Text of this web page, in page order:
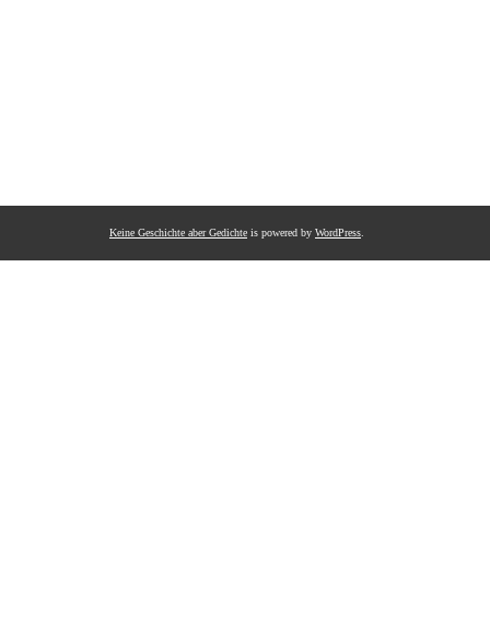
Keine Geschichte aber Gedichte is powered by WordPress